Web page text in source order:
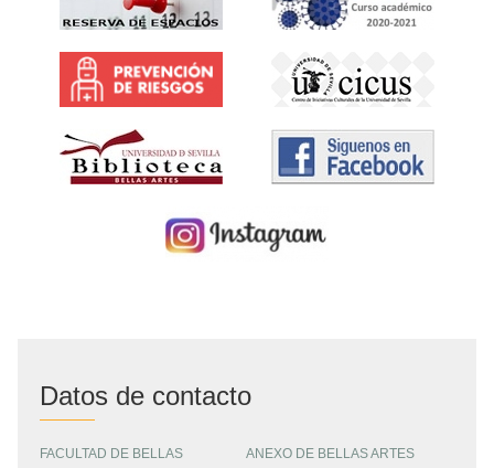
Datos de contacto
FACULTAD DE BELLAS
ANEXO DE BELLAS ARTES